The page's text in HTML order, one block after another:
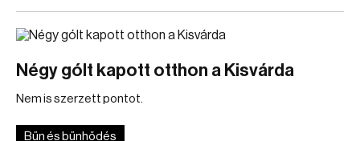
Négy gólt kapott otthon a Kisvárda
Nem is szerzett pontot.
Bűn és bűnhődés